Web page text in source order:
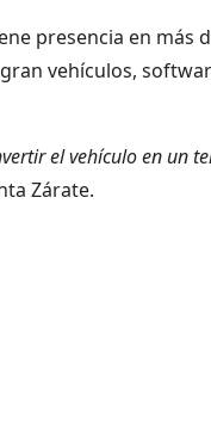
presencia en más
vehículos,
el vehículo en un
Zárate.